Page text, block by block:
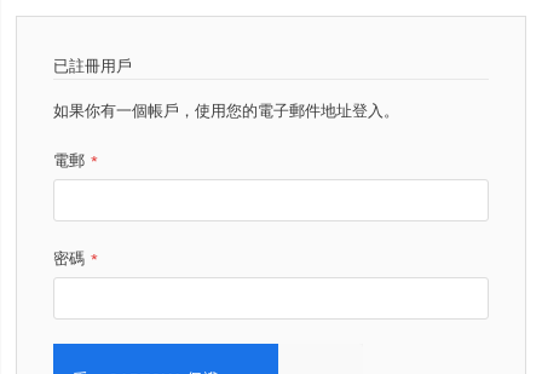
已註冊用戶
如果你有一個帳戶，使用您的電子郵件地址登入。
電郵
密碼